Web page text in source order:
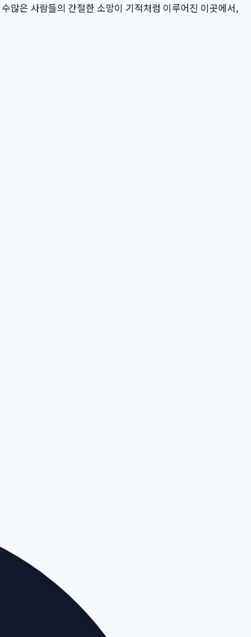
수많은 사람들의 간절한 소망이 기적처럼 이루어진 이곳에서,